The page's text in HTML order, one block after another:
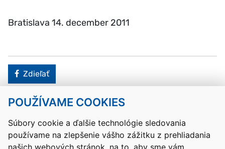
POUŽÍVAME COOKIES
Súbory cookie a ďalšie technológie sledovania
používame na zlepšenie vášho zážitku z prehliadania
našich webových stránok, na to, aby sme vám
Bratislava 14. december 2011
Facebook
Zdieľať
Kontakty Mapa stránky RSS
Vyhlásenie o prístupnosti